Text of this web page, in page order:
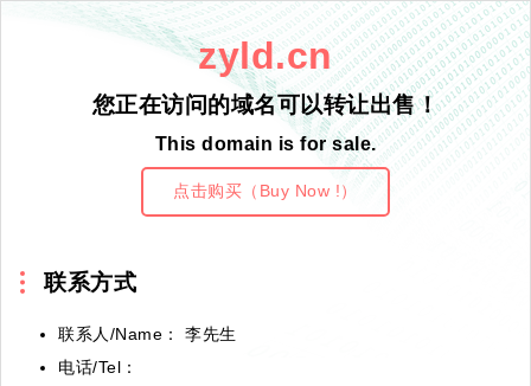
zyld.cn
您正在访问的域名可以转让出售！
This domain is for sale.
点击购买（Buy Now !）
联系方式
联系人/Name： 李先生
电话/Tel：